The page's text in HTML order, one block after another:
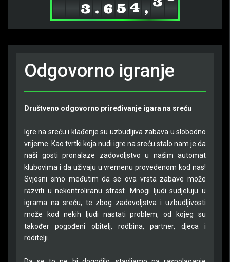
3 . 6 6 5 ,
Odgovorno igranje
Društveno odgovorno priređivanje igara na sreću
Igre na sreću i klađenje su uzbudljiva zabava u slobodno
vrijeme. Kao tvrtki koja nudi igre na sreću stalo nam je da
naši gosti pronalaze zadovoljstvo u našim automat
klubovima i da uživaju u vremenu provedenom kod nas!
Svjesni smo međutim da se ova vrsta zabave može
razviti u nekontroliranu strast. Mnogi ljudi sudjeluju u
igrama na sreću, te zbog zadovoljstva i uzbudljivosti
može kod nekih ljudi nastati problem, od kojeg su
također pogođeni obitelj, rodbina, partner, djeca i
roditelji.